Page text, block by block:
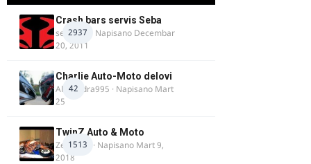
2937
Crash bars servis Seba
seba011 · Napisano Decembar
20, 2011
42
Charlie Auto-Moto delovi
Alexandra995 · Napisano Mart
25
1513
TwinZ Auto & Moto
Zeljkamp · Napisano Mart 9,
2018